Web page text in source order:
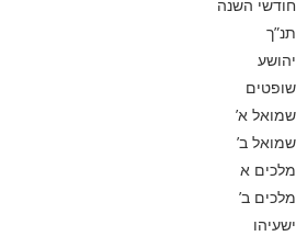
חודשי השנה
תנ”ך
יהושע
שופטים
שמואל א’
שמואל ב’
מלכים א
מלכים ב’
ישעיהו